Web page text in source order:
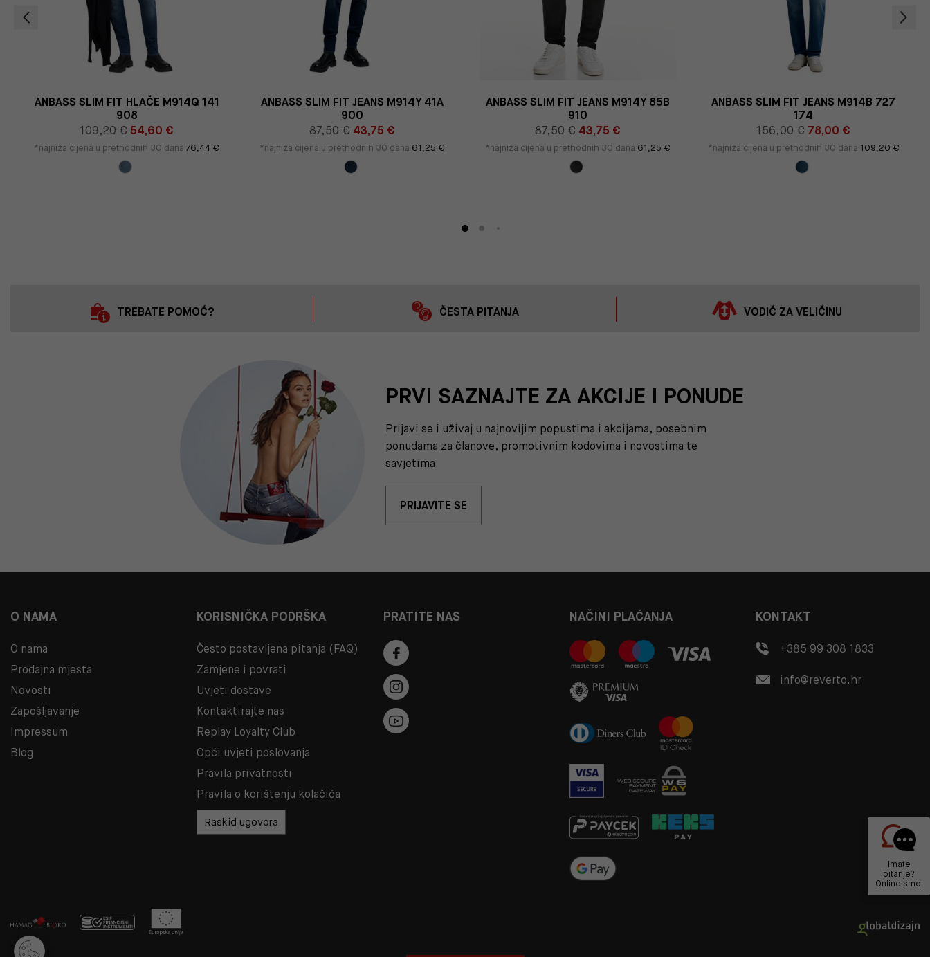
ANBASS SLIM FIT HLAČE M914Q 141
908
109,20 € 54,60 €
*najniža cijena u prethodnih 30 dana 76,44 €
ANBASS SLIM FIT JEANS M914Y 41A
900
87,50 € 43,75 €
*najniža cijena u prethodnih 30 dana 61,25 €
ANBASS SLIM FIT JEANS M914Y 85B
910
87,50 € 43,75 €
*najniža cijena u prethodnih 30 dana 61,25 €
ANBASS SLIM FIT JEANS M914B 727
174
156,00 € 78,00 €
*najniža cijena u prethodnih 30 dana 109,20 €
TREBATE POMOĆ? ČESTA PITANJA VODIČ ZA VELIČINU
PRVI SAZNAJTE ZA AKCIJE I PONUDE
Prijavi se i uživaj u najnovijim popustima i akcijama, posebnim
ponudama za članove, promotivnim kodovima i novostima te
savjetima.
PRIJAVITE SE
O NAMA
O nama
Prodajna mjesta
Novosti
Zapošljavanje
Impressum
Blog
KORISNIČKA PODRŠKA
Često postavljena pitanja (FAQ)
Zamjene i povrati
Uvjeti dostave
Kontaktirajte nas
Replay Loyalty Club
Opći uvjeti poslovanja
Pravila privatnosti
Pravila o korištenju kolačića
Raskid ugovora
PRATITE NAS NAČINI PLAĆANJA KONTAKT
+385 99 308 1833
info@reverto.hr
Imate
pitanje?
Online smo!